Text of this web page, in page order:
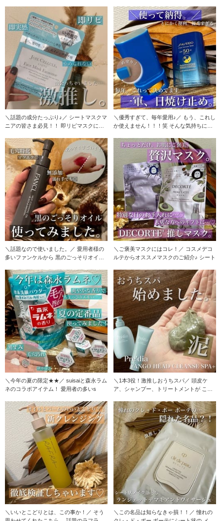
＼話題の成分たっぷり♪／ シートマスクマ
ニアの皆さま必見！！ 即リピマスクに出
＼優秀すぎて、毎年愛用♪／ もう、これし
か使えません！！！笑 そんな気持ちにさ
＼話題なので使いました。／ 愛用者様の
多いファンケルから 黒のごっそりオイル
＼ご褒美マスクにはコレ！／ コスメデコ
ルテからオススメマスクのご紹介♪ シート
＼今年の夏の限定★★／ suisaiと森永ラム
ネのコラボアイテム！ 愛用者の多いs
＼1本3役！激推しおうちスパ／ 頭皮ケ
ア、シャンプー、トリートメントが これ
＼いいとこどりとは、この事か！／ そう
＼この名品は知らなきゃ損！！／ 憧れの